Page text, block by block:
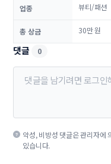
업종 뷰티/패션
총 상금 30만 원
댓글 0
악성, 비방성 댓글은 관리자에
있습니다.